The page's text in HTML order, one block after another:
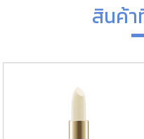
สินค้า